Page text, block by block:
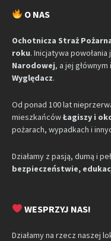
O NAS
Ochotnicza Straż
roku. Inicjatywa
Narodowej, a jej
Wyględacz.
Od ponad 100 lat
mieszkańcówŁagiszy i
pożarach, wypadkach i
Działamy z pasją, dumą i
bezpieczeństwie,
WESPRZYJ NAS!
Działamy na rzecz naszej